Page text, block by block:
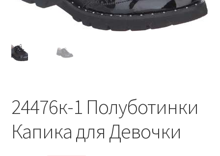
24476к-1 Полуботинки
Капика для Девочки